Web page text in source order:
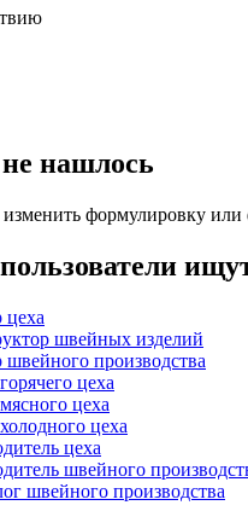
нашлось
формулировку или
цеха
швейных изделий
швейного производства
цеха
цеха
цеха
цеха
швейного
швейного производства